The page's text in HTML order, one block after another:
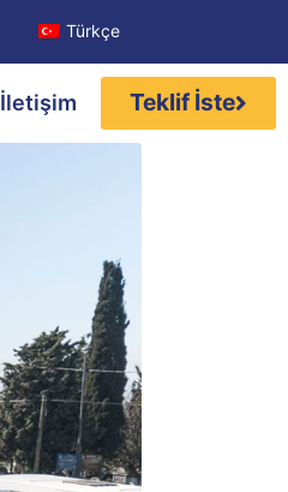
Türkçe
İletişim Teklif İste